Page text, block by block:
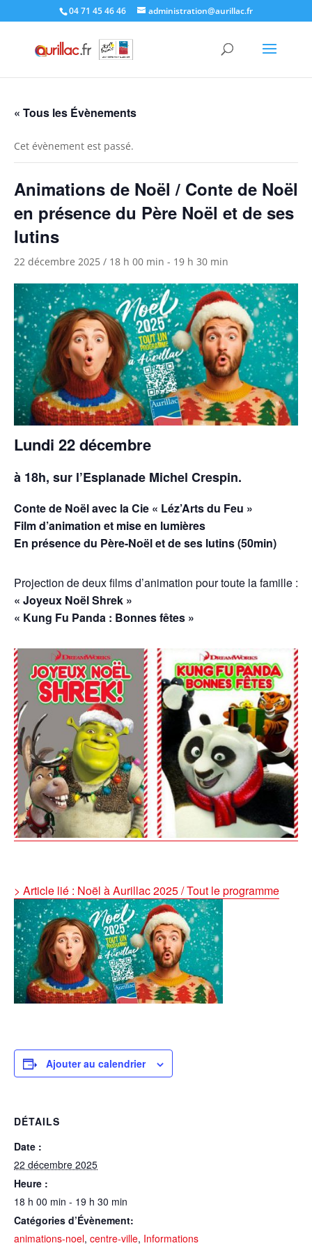
04 71 45 46 46 administration@aurillac.fr
« Tous les Évènements
Cet évènement est passé.
Animations de Noël / Conte de Noël
en présence du Père Noël et de ses
lutins
22 décembre 2025 / 18 h 00 min - 19 h 30 min
Lundi 22 décembre
à 18h, sur l’Esplanade Michel Crespin.
Conte de Noël avec la Cie « Léz’Arts du Feu »
Film d’animation et mise en lumières
En présence du Père-Noël et de ses lutins (50min)
Projection de deux films d’animation pour toute la famille :
« Joyeux Noël Shrek »
« Kung Fu Panda : Bonnes fêtes »
> Article lié : Noël à Aurillac 2025 / Tout le programme
Ajouter au calendrier
DÉTAILS
Date :
22 décembre 2025
Heure :
18 h 00 min - 19 h 30 min
Catégories d’Évènement:
animations-noel, centre-ville, Informations